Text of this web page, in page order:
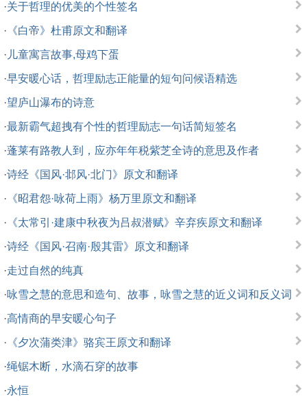
·关于哲理的优美的个性签名
· 《白帝》杜甫原文和翻译
· 儿童寓言故事,母鸡下蛋
·早安暖心话，哲理励志正能量的短句问候语精选
·望庐山瀑布的诗意
·最新霸气超拽有个性的哲理励志一句话简短签名
·蓬莱有路教人到，应亦年年税紫芝全诗的意思及作者
·诗经《国风·邶风·北门》原文和翻译
· 《昭君怨·咏荷上雨》杨万里原文和翻译
· 《太常引·建康中秋夜为吕叔潜赋》辛弃疾原文和翻译
·诗经《国风·召南·殷其雷》原文和翻译
·走过自然的纯真
·咏雪之慧的意思和造句、故事，咏雪之慧的近义词和反义词
·高情商的早安暖心句子
· 《夕次蒲类津》骆宾王原文和翻译
·绳锯木断，水滴石穿的故事
·永恒